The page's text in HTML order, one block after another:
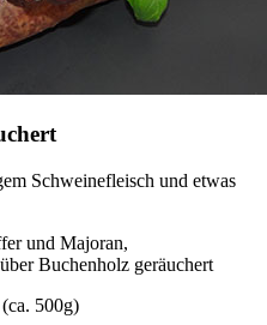
Schweinefleisch und etwas
und Majoran,
Buchenholz geräuchert
500g)